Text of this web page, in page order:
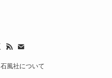
石風社について